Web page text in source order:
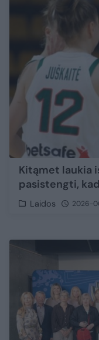
Kitąmet laukia
pasistengti,
Laidos 2026-